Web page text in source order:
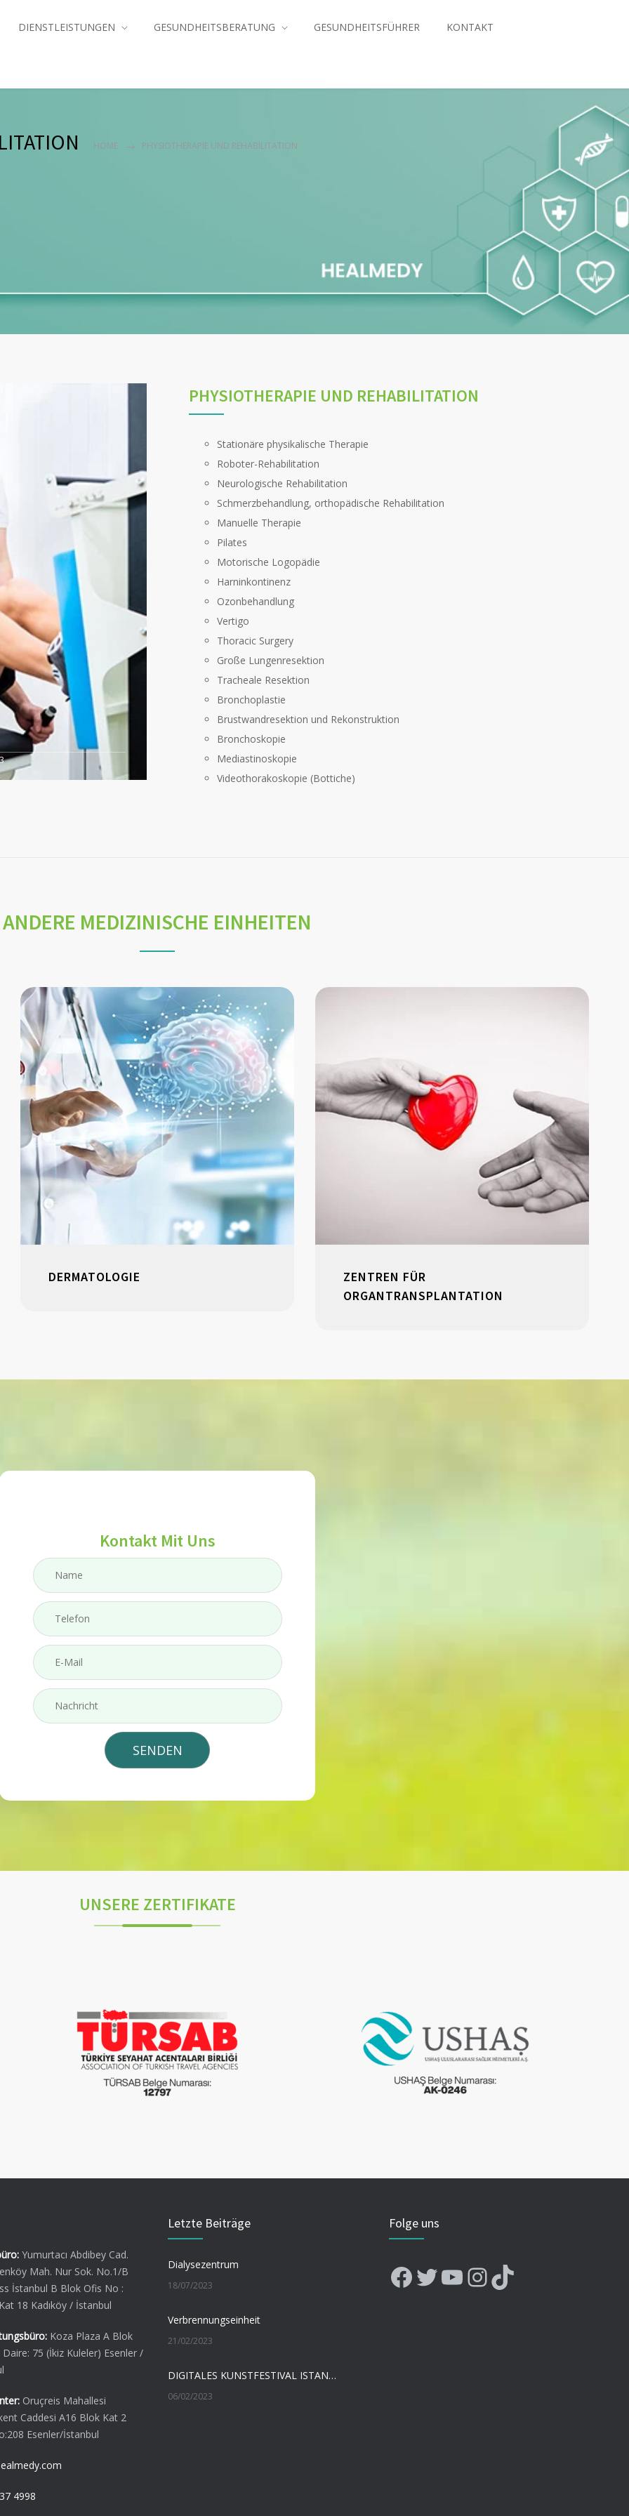
DIENSTLEISTUNGEN GESUNDHEITSBERATUNG GESUNDHEITSFÜHRER KONTAKT
HOME PHYSIOTHERAPIE UND REHABILITATION
3
PHYSIOTHERAPIE UND REHABILITATION
Stationäre physikalische Therapie
Roboter-Rehabilitation
Neurologische Rehabilitation
Schmerzbehandlung, orthopädische Rehabilitation
Manuelle Therapie
Pilates
Motorische Logopädie
Harninkontinenz
Ozonbehandlung
Vertigo
Thoracic Surgery
Große Lungenresektion
Tracheale Resektion
Bronchoplastie
Brustwandresektion und Rekonstruktion
Bronchoskopie
Mediastinoskopie
Videothorakoskopie (Bottiche)
ANDERE MEDIZINISCHE EINHEITEN
DERMATOLOGIE
ZENTREN FÜR
ORGANTRANSPLANTATION
Kontakt Mit Uns
UNSERE ZERTIFIKATE
Yumurtacı Abdibey Cad.
Mah. Nur Sok. No.1/B
İstanbul B Blok Ofis No :
18 Kadıköy / İstanbul
Koza Plaza A Blok
75 (İkiz Kuleler) Esenler /
Oruçreis Mahallesi
Caddesi A16 Blok Kat 2
Esenler/İstanbul
4998
Letzte Beiträge
Dialysezentrum
18/07/2023
Verbrennungseinheit
21/02/2023
DIGITALES KUNSTFESTIVAL ISTANBUL 2020
06/02/2023
Folge uns
Facebook
Twitter
YouTube
Instagram
TikTok